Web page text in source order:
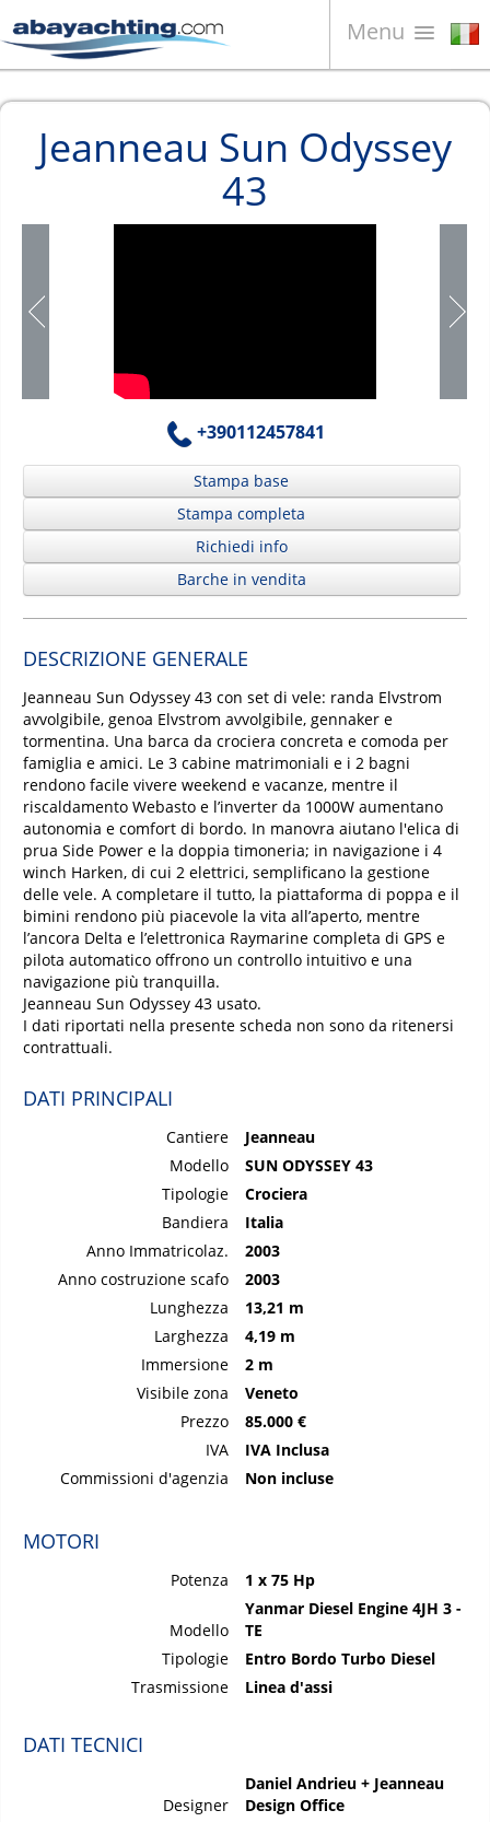
Menu
Barche in vendita
Chi siamo
Vendi la tua barca
Video
Jeanneau Sun Odyssey
43
+390112457841
Stampa base
Stampa completa
Richiedi info
Barche in vendita
DESCRIZIONE GENERALE
Jeanneau Sun Odyssey 43 con set di vele: randa Elvstrom
avvolgibile, genoa Elvstrom avvolgibile, gennaker e
tormentina. Una barca da crociera concreta e comoda per
famiglia e amici. Le 3 cabine matrimoniali e i 2 bagni
rendono facile vivere weekend e vacanze, mentre il
riscaldamento Webasto e l’inverter da 1000W aumentano
autonomia e comfort di bordo. In manovra aiutano l'elica di
prua Side Power e la doppia timoneria; in navigazione i 4
winch Harken, di cui 2 elettrici, semplificano la gestione
delle vele. A completare il tutto, la piattaforma di poppa e il
bimini rendono più piacevole la vita all’aperto, mentre
l’ancora Delta e l’elettronica Raymarine completa di GPS e
pilota automatico offrono un controllo intuitivo e una
navigazione più tranquilla.
Jeanneau Sun Odyssey 43 usato.
I dati riportati nella presente scheda non sono da ritenersi
contrattuali.
DATI PRINCIPALI
Cantiere
Jeanneau
Modello
SUN ODYSSEY 43
Tipologie
Crociera
Bandiera
Italia
Anno Immatricolaz.
2003
Anno costruzione scafo
2003
Lunghezza
13,21 m
Larghezza
4,19 m
Immersione
2 m
Visibile zona
Veneto
Prezzo
85.000 €
IVA
IVA Inclusa
Commissioni d'agenzia
Non incluse
MOTORI
Potenza 1 x 75 Hp
Modello
Yanmar Diesel Engine 4JH 3 -
TE
Tipologie
Entro Bordo Turbo Diesel
Trasmissione
Linea d'assi
DATI TECNICI
Designer
Daniel Andrieu + Jeanneau
Design Office